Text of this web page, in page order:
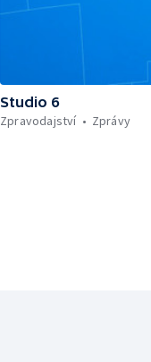
Studio 6
Zpravodajství
Zprávy